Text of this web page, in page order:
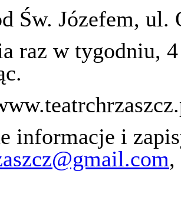
Św. Józefem, ul.
raz w tygodniu,
informacje i
,